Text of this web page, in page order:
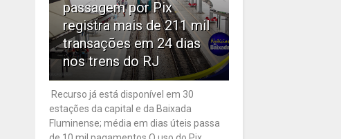
passagem por Pix
registra mais de 211 mil
transações em 24 dias
nos trens do RJ
Recurso já está disponível em 30
estações da capital e da Baixada
Fluminense; média em dias úteis passa